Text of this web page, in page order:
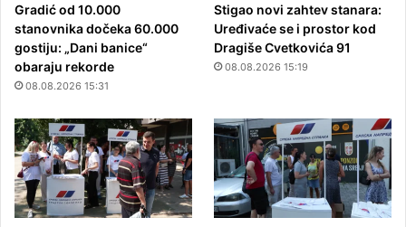
Gradić od 10.000
stanovnika dočeka 60.000
gostiju: „Dani banice“
obaraju rekorde
08.08.2026 15:31
Stigao novi zahtev stanara:
Uređivaće se i prostor kod
Dragiše Cvetkovića 91
08.08.2026 15:19